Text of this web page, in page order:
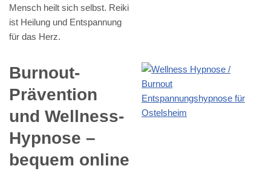
Mensch heilt sich selbst. Reiki
ist Heilung und Entspannung
für das Herz.
Burnout-
Prävention
und Wellness-
Hypnose –
bequem online